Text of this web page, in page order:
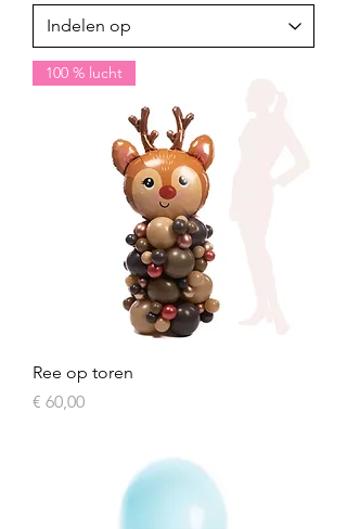
100 % lucht
Ree op toren
Prijs
€ 60,00